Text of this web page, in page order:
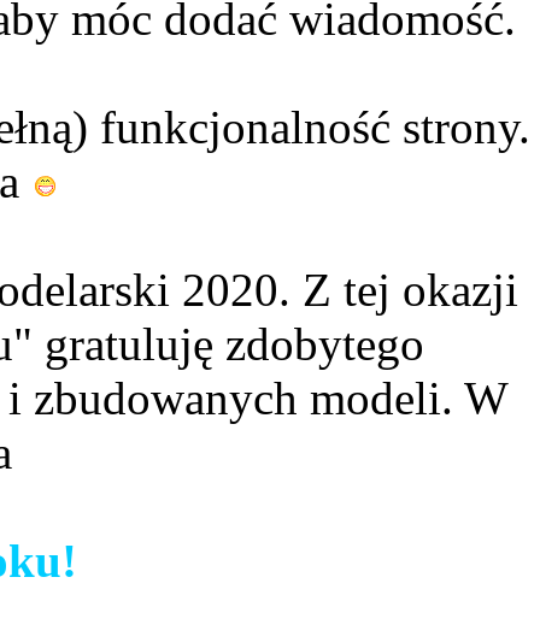
móc dodać wiadomość.
funkcjonalność strony.
2020. Z tej okazji
gratuluję zdobytego
zbudowanych modeli. W